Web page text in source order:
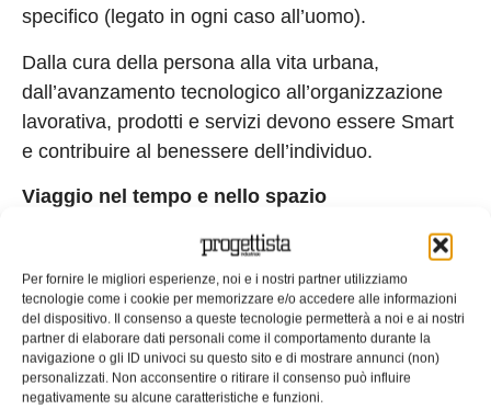
Per fornire le migliori esperienze, noi e i nostri partner utilizziamo
tecnologie come i cookie per memorizzare e/o accedere alle informazioni
del dispositivo. Il consenso a queste tecnologie permetterà a noi e ai nostri
partner di elaborare dati personali come il comportamento durante la
navigazione o gli ID univoci su questo sito e di mostrare annunci (non)
personalizzati. Non acconsentire o ritirare il consenso può influire
negativamente su alcune caratteristiche e funzioni.
specifico (legato in ogni caso all’uomo).
Dalla cura della persona alla vita urbana,
dall’avanzamento tecnologico all’organizzazione
lavorativa, prodotti e servizi devono essere Smart
e contribuire al benessere dell’individuo.
Viaggio nel tempo e nello spazio
È senza dubbio nota la tendenza alla
globalizzazione, ma qual è il passo successivo?
Accorciare il tempo e la distanza nelle relazioni
aumenterà la quantità e la qualità dello scambio di
informazioni.